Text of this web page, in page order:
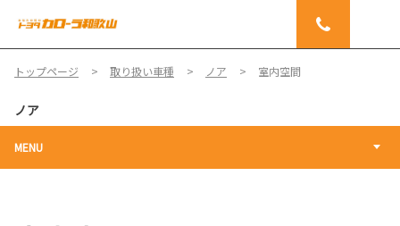
トップページ 取り扱い車種 ノア 室内空間
ノア
MENU